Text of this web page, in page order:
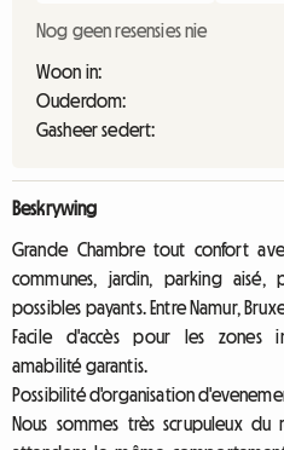
Nog geen resensies nie
Woon in:
Ouderdom:
Gasheer sedert:
Beskrywing
Grande Chambre tout confort
communes, jardin, parking
possibles payants. Entre Namur,
Facile d'accès pour les zones
amabilité garantis.
Possibilité d'organisation
Nous sommes très scrupuleux